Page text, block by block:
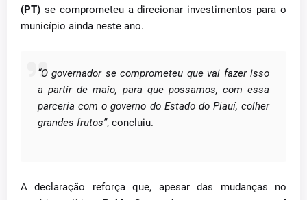
(PT) se comprometeu a direcionar investimentos para o
município ainda neste ano.
“O governador se comprometeu que vai fazer isso
a partir de maio, para que possamos, com essa
parceria com o governo do Estado do Piauí, colher
grandes frutos”, concluiu.
A declaração reforça que, apesar das mudanças no